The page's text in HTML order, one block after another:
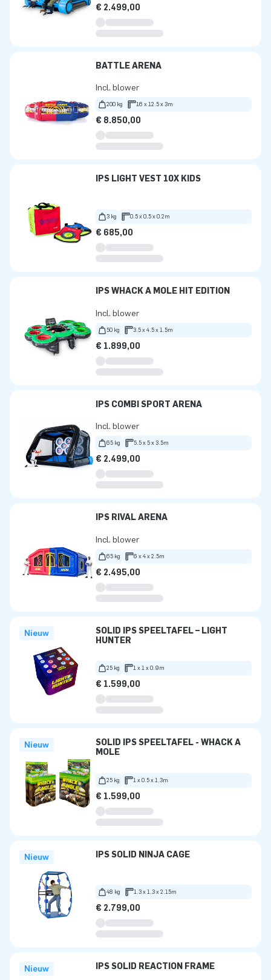
€ 2.499,00
BATTLE ARENA
Incl. blower
200 kg 16 x 12.5 x 3m
€ 8.850,00
IPS LIGHT VEST 10X KIDS
3 kg 0.5 x 0.5 x 0.2m
€ 685,00
IPS WHACK A MOLE HIT EDITION
Incl. blower
50 kg 3.5 x 4.5 x 1.5m
€ 1.899,00
IPS COMBI SPORT ARENA
Incl. blower
65 kg 5.5 x 5 x 3.5m
€ 2.499,00
IPS RIVAL ARENA
Incl. blower
65 kg 6 x 4 x 2.5m
€ 2.495,00
Nieuw
SOLID IPS SPEELTAFEL – LIGHT
HUNTER
25 kg 1 x 1 x 0.9m
€ 1.599,00
Nieuw
SOLID IPS SPEELTAFEL - WHACK A
MOLE
25 kg 1 x 0.5 x 1.3m
€ 1.599,00
Nieuw IPS SOLID NINJA CAGE
48 kg 1.3 x 1.3 x 2.15m
€ 2.799,00
Nieuw IPS SOLID REACTION FRAME